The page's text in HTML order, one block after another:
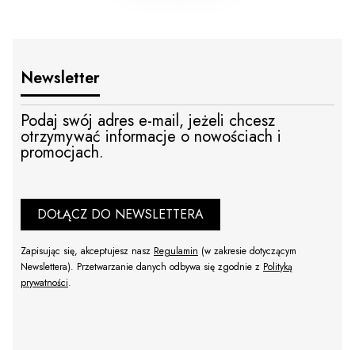
Newsletter
Podaj swój adres e-mail, jeżeli chcesz
otrzymywać informacje o nowościach i
promocjach.
DOŁĄCZ DO NEWSLETTERA
Zapisując się, akceptujesz nasz Regulamin (w zakresie dotyczącym
Newslettera). Przetwarzanie danych odbywa się zgodnie z Polityką
prywatności.